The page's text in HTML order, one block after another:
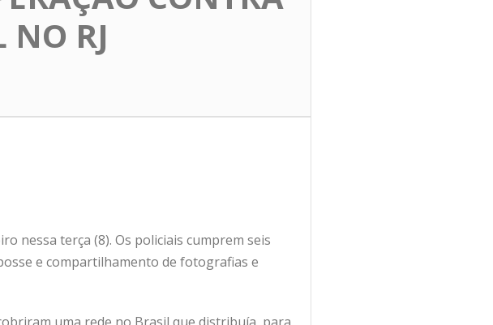
RJ
nessa terça (8). Os policiais cumprem seis
e compartilhamento de fotografias e